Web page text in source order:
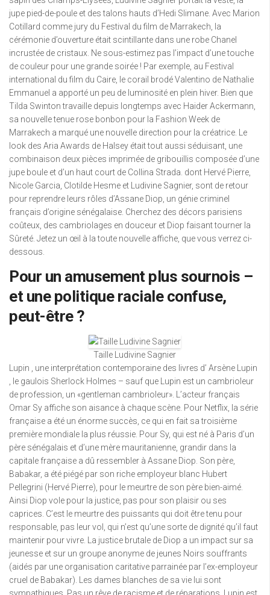
jupe pied-de-poule et des talons hauts d’Hedi Slimane. Avec Marion
Cotillard comme jury du Festival du film de Marrakech, la
cérémonie d’ouverture était scintillante dans une robe Chanel
incrustée de cristaux. Ne sous-estimez pas l’impact d’une touche
de couleur pour une grande soirée ! Par exemple, au Festival
international du film du Caire, le corail brodé Valentino de Nathalie
Emmanuel a apporté un peu de luminosité en plein hiver. Bien que
Tilda Swinton travaille depuis longtemps avec Haider Ackermann,
sa nouvelle tenue rose bonbon pour la Fashion Week de
Marrakech a marqué une nouvelle direction pour la créatrice. Le
look des Aria Awards de Halsey était tout aussi séduisant, une
combinaison deux pièces imprimée de gribouillis composée d’une
jupe boule et d’un haut court de Collina Strada. dont Hervé Pierre,
Nicole Garcia, Clotilde Hesme et Ludivine Sagnier, sont de retour
pour reprendre leurs rôles d’Assane Diop, un génie criminel
français d’origine sénégalaise. Cherchez des décors parisiens
coûteux, des cambriolages en douceur et Diop faisant tourner la
Sûreté. Jetez un œil à la toute nouvelle affiche, que vous verrez ci-
dessous.
Pour un amusement plus sournois –
et une politique raciale confuse,
peut-être ?
Taille Ludivine Sagnier
Lupin , une interprétation contemporaine des livres d’ Arsène Lupin
, le gaulois Sherlock Holmes – sauf que Lupin est un cambrioleur
de profession, un «gentleman cambrioleur». L’acteur français
Omar Sy affiche son aisance à chaque scène. Pour Netflix, la série
française a été un énorme succès, ce qui en fait sa troisième
première mondiale la plus réussie. Pour Sy, qui est né à Paris d’un
père sénégalais et d’une mère mauritanienne, grandir dans la
capitale française a dû ressembler à Assane Diop. Son père,
Babakar, a été piégé par son riche employeur blanc Hubert
Pellegrini (Hervé Pierre), pour le meurtre de son père bien-aimé.
Ainsi Diop vole pour la justice, pas pour son plaisir ou ses
caprices. C’est le meurtre des puissants qui doit être tenu pour
responsable, pas leur vol, qui n’est qu’une sorte de dignité qu’il faut
maintenir pour vivre. La justice brutale de Diop a un impact sur sa
jeunesse et sur un groupe anonyme de jeunes Noirs souffrants
(aidés par une organisation caritative parrainée par l’ex-employeur
cruel de Babakar). Les dames blanches de sa vie lui sont